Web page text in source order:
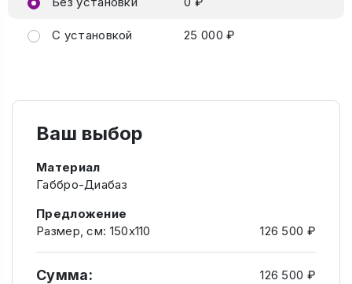
С установкой 25 000 ₽
Ваш выбор
Материал
Габбро-Диабаз
Предложение
Размер, см: 150х110
126 500 ₽
Сумма: 126 500 ₽